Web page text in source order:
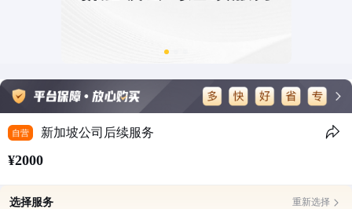
自营 新加坡公司后续服务
¥2000
选择服务 重新选择